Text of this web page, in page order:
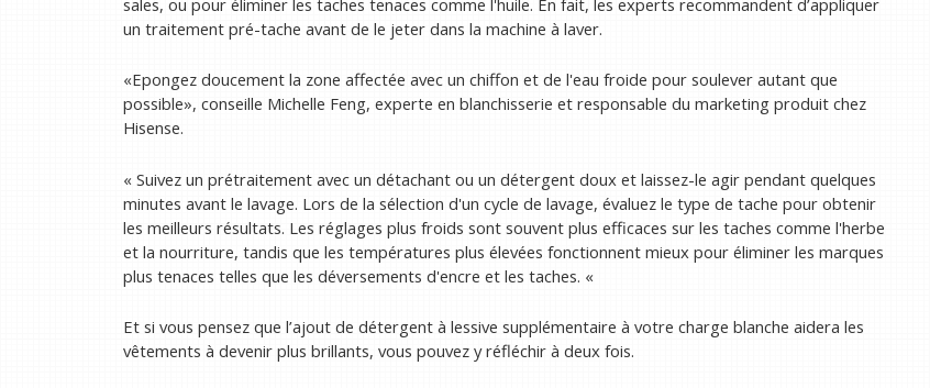
sales, ou pour éliminer les taches tenaces comme l'huile. En fait, les experts recommandent d’appliquer
un traitement pré-tache avant de le jeter dans la machine à laver.
«Epongez doucement la zone affectée avec un chiffon et de l'eau froide pour soulever autant que
possible», conseille Michelle Feng, experte en blanchisserie et responsable du marketing produit chez
Hisense.
« Suivez un prétraitement avec un détachant ou un détergent doux et laissez-le agir pendant quelques
minutes avant le lavage. Lors de la sélection d'un cycle de lavage, évaluez le type de tache pour obtenir
les meilleurs résultats. Les réglages plus froids sont souvent plus efficaces sur les taches comme l'herbe
et la nourriture, tandis que les températures plus élevées fonctionnent mieux pour éliminer les marques
plus tenaces telles que les déversements d'encre et les taches. «
Et si vous pensez que l’ajout de détergent à lessive supplémentaire à votre charge blanche aidera les
vêtements à devenir plus brillants, vous pouvez y réfléchir à deux fois.